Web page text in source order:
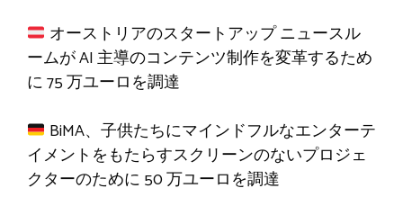
オーストリアのスタートアップ ニュースル
ームが AI 主導のコンテンツ制作を変革するため
に 75 万ユーロを調達
BiMA、子供たちにマインドフルなエンターテ
イメントをもたらすスクリーンのないプロジェ
クターのために 50 万ユーロを調達